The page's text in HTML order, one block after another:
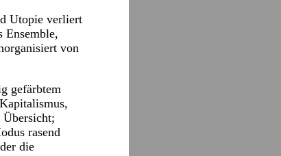
Utopie verliert
Ensemble,
von
gefärbtem
rasend
die